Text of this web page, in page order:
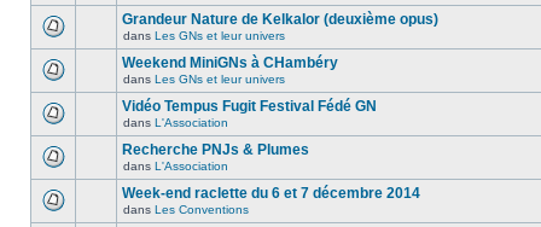
Grandeur Nature de Kelkalor (deuxième opus)
dans Les GNs et leur univers
Weekend MiniGNs à CHambéry
dans Les GNs et leur univers
Vidéo Tempus Fugit Festival Fédé GN
dans L'Association
Recherche PNJs & Plumes
dans L'Association
Week-end raclette du 6 et 7 décembre 2014
dans Les Conventions